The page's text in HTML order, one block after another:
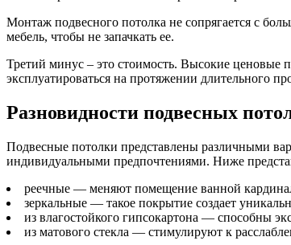
Монтаж подвесного потолка не сопрягается с
мебель, чтобы не запачкать ее.
Третий минус – это стоимость. Высокие ценовые
эксплуатироваться на протяжении длительного
Разновидности подвесных
Подвесные потолки представлены различными
индивидуальными предпочтениями. Ниже
реечные — меняют помещение ванной
зеркальные — такое покрытие создает
из влагостойкого гипсокартона — способны
из матового стекла — стимулируют к